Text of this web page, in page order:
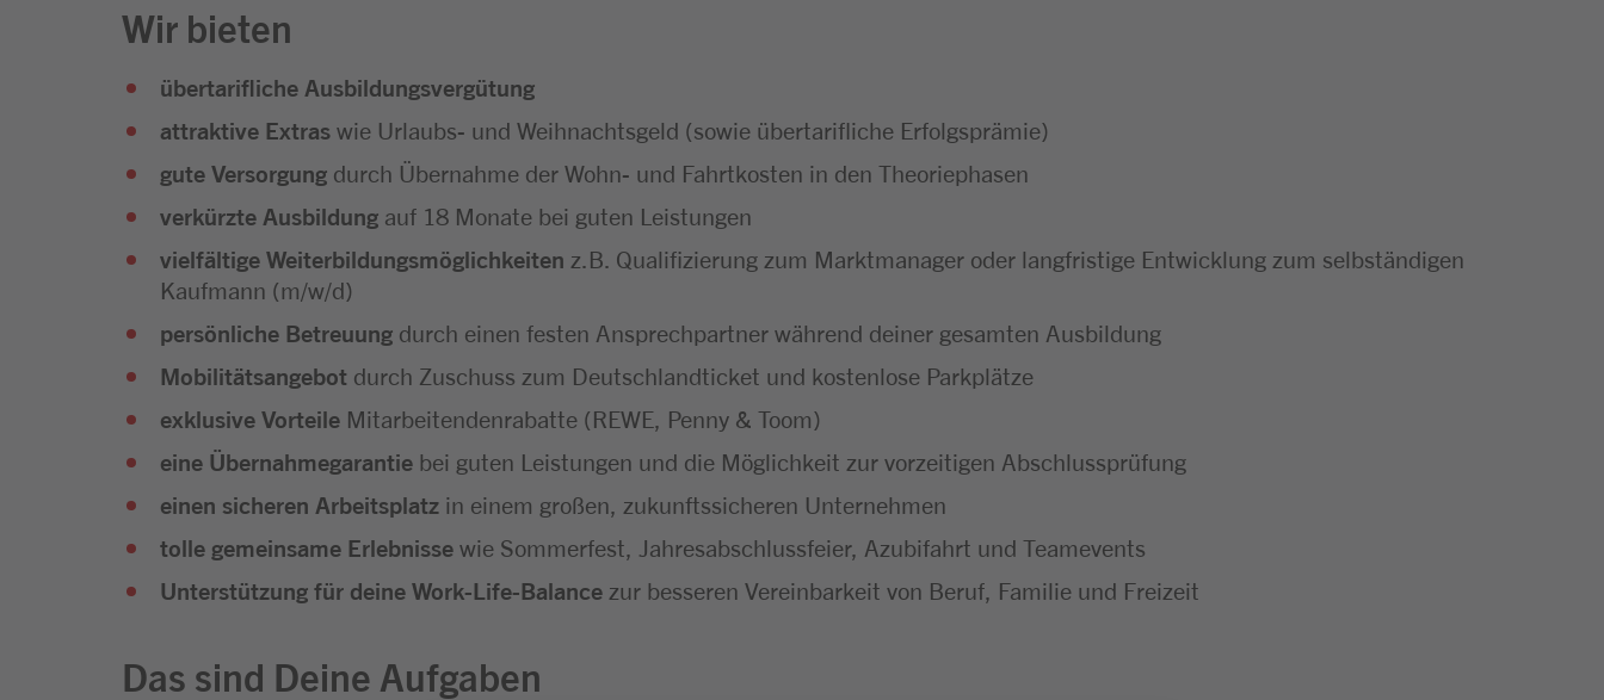
Wir bieten
übertarifliche Ausbildungsvergütung
attraktive Extras wie Urlaubs- und Weihnachtsgeld (sowie übertarifliche Erfolgsprämie)
gute Versorgung durch Übernahme der Wohn- und Fahrtkosten in den Theoriephasen
verkürzte Ausbildung auf 18 Monate bei guten Leistungen
vielfältige Weiterbildungsmöglichkeiten z.B. Qualifizierung zum Marktmanager oder langfristige Entwicklung zum selbständigen
Kaufmann (m/w/d)
persönliche Betreuung durch einen festen Ansprechpartner während deiner gesamten Ausbildung
Mobilitätsangebot durch Zuschuss zum Deutschlandticket und kostenlose Parkplätze
exklusive Vorteile Mitarbeitendenrabatte (REWE, Penny & Toom)
eine Übernahmegarantie bei guten Leistungen und die Möglichkeit zur vorzeitigen Abschlussprüfung
einen sicheren Arbeitsplatz in einem großen, zukunftssicheren Unternehmen
tolle gemeinsame Erlebnisse wie Sommerfest, Jahresabschlussfeier, Azubifahrt und Teamevents
Unterstützung für deine Work-Life-Balance zur besseren Vereinbarkeit von Beruf, Familie und Freizeit
Das sind Deine Aufgaben